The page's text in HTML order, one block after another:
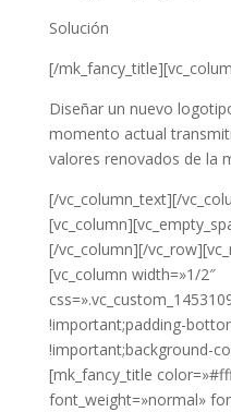
Solución
[/
Diseñar un nuevo
momento actual
valores renovados de la
[/vc_column_text][/
[/vc_column][/
[vc_column width=»1/2″
!important;padding-
!important;background-
[mk_fancy_title
font_weight=»normal»